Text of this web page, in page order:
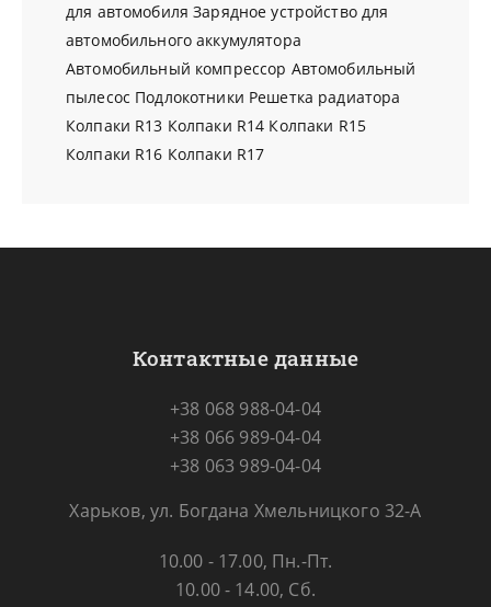
для автомобиля Зарядное устройство для
автомобильного аккумулятора
Автомобильный компрессор Автомобильный
пылесос Подлокотники Решетка радиатора
Колпаки R13 Колпаки R14 Колпаки R15
Колпаки R16 Колпаки R17
Контактные данные
+38 068 988-04-04
+38 066 989-04-04
+38 063 989-04-04
Харьков, ул. Богдана Хмельницкого 32-А
10.00 - 17.00, Пн.-Пт.
10.00 - 14.00, Сб.